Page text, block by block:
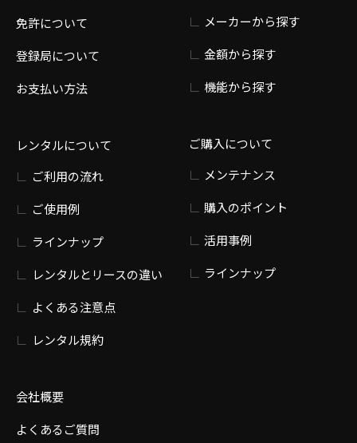
免許について
登録局について
お支払い方法
レンタルについて
ご利用の流れ
ご使用例
ラインナップ
レンタルとリースの違い
よくある注意点
レンタル規約
会社概要
よくあるご質問
メーカーから探す
金額から探す
機能から探す
ご購入について
メンテナンス
購入のポイント
活用事例
ラインナップ